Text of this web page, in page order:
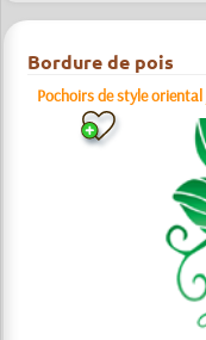
Bordure de pois
Pochoirs de style oriental